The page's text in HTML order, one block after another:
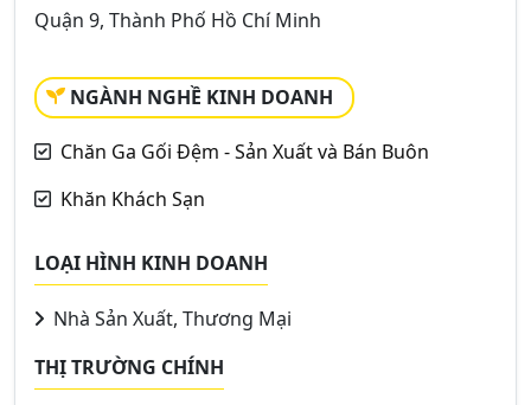
Quận 9, Thành Phố Hồ Chí Minh
NGÀNH NGHỀ KINH DOANH
Chăn Ga Gối Đệm - Sản Xuất và Bán Buôn
Khăn Khách Sạn
LOẠI HÌNH KINH DOANH
Nhà Sản Xuất, Thương Mại
THỊ TRƯỜNG CHÍNH